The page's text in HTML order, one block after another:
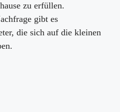
zu erfüllen.
gibt es
die sich auf die kleinen